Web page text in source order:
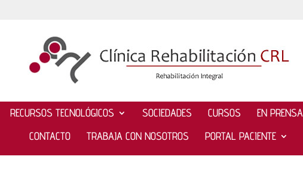
RECURSOS TECNOLÓGICOS SOCIEDADES CURSOS EN PRENSA
CONTACTO
TRABAJA CON NOSOTROS PORTAL PACIENTE